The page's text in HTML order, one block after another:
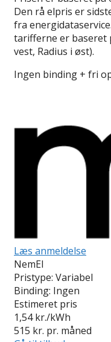
Den rå elpris er
fra
tarifferne er baseret
vest, Radius i øst).
Ingen binding + fri
Læs anmeldelse
NemEl
Pristype: Variabel
Binding: Ingen
Estimeret pris
1,54 kr./kWh
515 kr. pr. måned